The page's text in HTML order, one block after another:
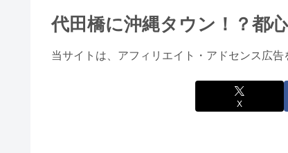
代田橋に沖縄タウン！？都
当サイトは、アフィリエイト・アドセンス広告
X